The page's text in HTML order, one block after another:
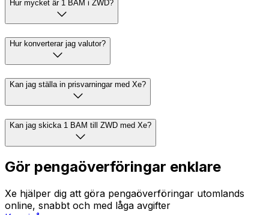
Hur mycket är 1 BAM i ZWD?
Hur konverterar jag valutor?
Kan jag ställa in prisvarningar med Xe?
Kan jag skicka 1 BAM till ZWD med Xe?
Gör pengaöverföringar enklare
Xe hjälper dig att göra pengaöverföringar utomlands
online, snabbt och med låga avgifter